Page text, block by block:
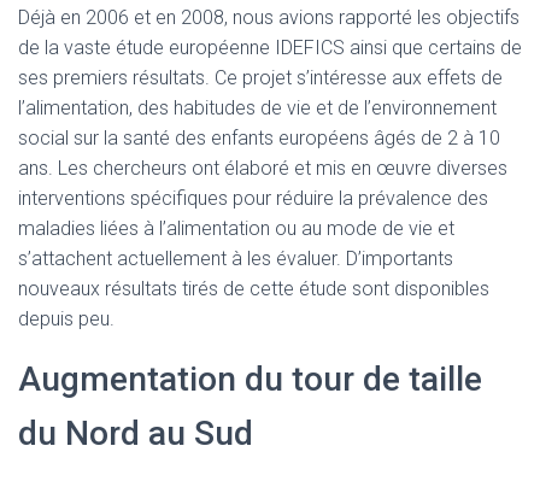
Déjà en 2006 et en 2008, nous avions rapporté les objectifs
de la vaste étude européenne IDEFICS ainsi que certains de
ses premiers résultats. Ce projet s’intéresse aux effets de
l’alimentation, des habitudes de vie et de l’environnement
social sur la santé des enfants européens âgés de 2 à 10
ans. Les chercheurs ont élaboré et mis en œuvre diverses
interventions spécifiques pour réduire la prévalence des
maladies liées à l’alimentation ou au mode de vie et
s’attachent actuellement à les évaluer. D’importants
nouveaux résultats tirés de cette étude sont disponibles
depuis peu.
Augmentation du tour de taille
du Nord au Sud